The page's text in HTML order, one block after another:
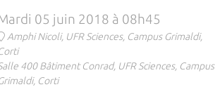
05 juin 2018 à 08h45
Amphi Nicoli, UFR Sciences, Campus Grimaldi,
400 Bâtiment Conrad, UFR Sciences, Campus
Corti